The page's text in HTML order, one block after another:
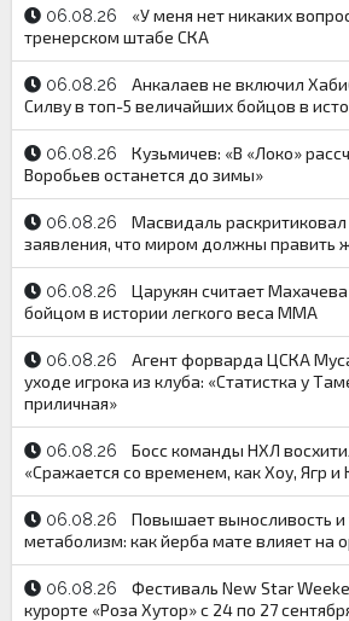
06.08.26
«У меня нет никаких
тренерском штабе СКА
06.08.26
Анкалаев не включил
Силву в топ-5 величайших бойцов в
06.08.26
Кузьмичев: «В «Локо»
Воробьев останется до зимы»
06.08.26
Масвидаль раскритиковал
заявления, что миром должны править
06.08.26
Царукян считает
бойцом в истории легкого веса ММА
06.08.26
Агент форварда ЦСКА
уходе игрока из клуба: «Статистка у
приличная»
06.08.26
Босс команды НХЛ
«Сражается со временем, как Хоу, Ягр и
06.08.26
Повышает выносливость и
метаболизм: как йерба мате влияет на
06.08.26
Фестиваль New Star
курорте «Роза Хутор» с 24 по 27